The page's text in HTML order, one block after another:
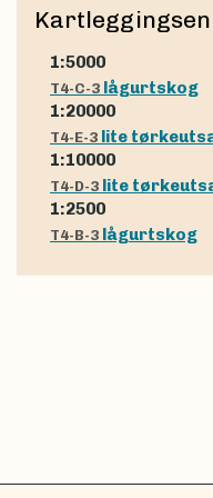
1:5000
T4-C-3 lågurtskog
1:20000
T4-E-3 lite
1:10000
T4-D-3 lite
1:2500
T4-B-3 lågurtskog